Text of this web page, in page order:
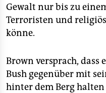
Gewalt nur bis zu
Terroristen und
könne.
Brown versprach, dass
Bush gegenüber mit
hinter dem Berg halten